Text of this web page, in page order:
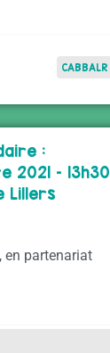
CABBALR
:
– 13h30
Lillers
en partenariat